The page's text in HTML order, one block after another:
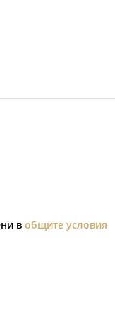
в общите условия